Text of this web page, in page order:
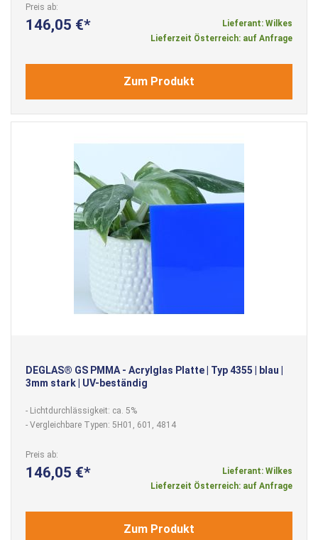
Preis ab
146,05 €
Lieferant: Wilkes
Lieferzeit Österreich: auf Anfrage
Zum Produkt
DEGLAS® GS PMMA - Acrylglas Platte | Typ 4355 | blau |
3mm stark | UV-beständig
- Lichtdurchlässigkeit: ca. 5%
- Vergleichbare Typen: 5H01, 601, 4814
Preis ab
146,05 €
Lieferant: Wilkes
Lieferzeit Österreich: auf Anfrage
Zum Produkt